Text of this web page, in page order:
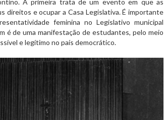
A primeira trata de um evento em que as
direitos e ocupar a Casa Legislativa. É importante
feminina no Legislativo municipal
é de uma manifestação de estudantes, pelo meio
e legítimo no país democrático.